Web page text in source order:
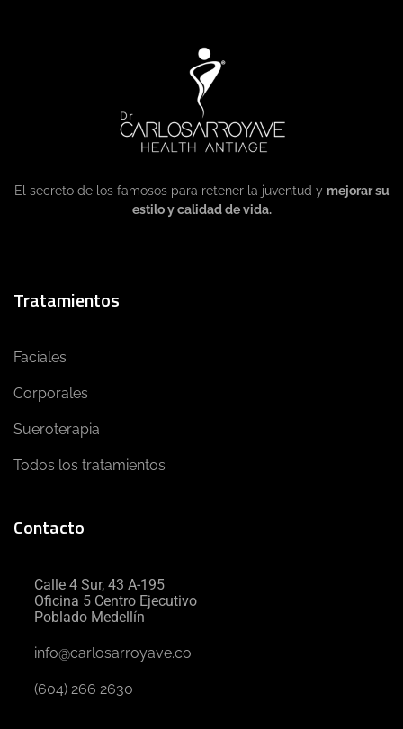
El secreto de los famosos para retener la juventud y mejorar su
estilo y calidad de vida.
Tratamientos
Faciales
Corporales
Sueroterapia
Todos los tratamientos
Contacto
Calle 4 Sur, 43 A-195
Oficina 5 Centro Ejecutivo
Poblado Medellín
info@carlosarroyave.co
(604) 266 2630